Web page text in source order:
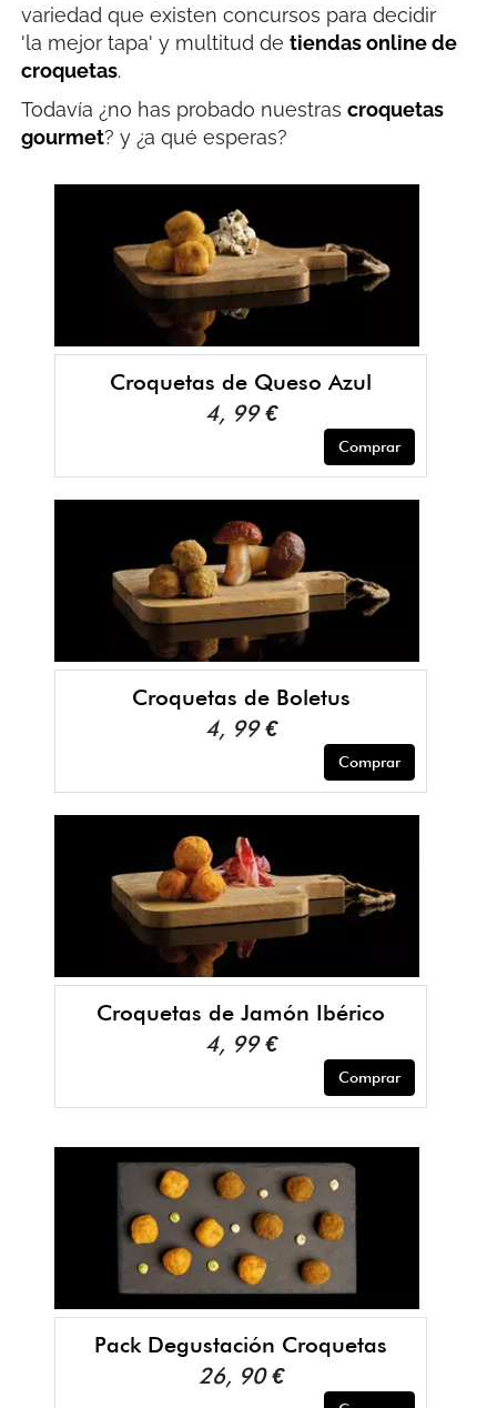
variedad que existen concursos para decidir
'la mejor tapa' y multitud detiendas online de
croquetas.
Todavía ¿no has probado nuestrascroquetas
gourmet? y ¿a qué esperas?
Croquetas de Queso Azul
4, 99 €
Comprar
Croquetas de Boletus
4, 99 €
Comprar
Croquetas de Jamón Ibérico
4, 99 €
Comprar
Pack Degustación Croquetas
26, 90 €